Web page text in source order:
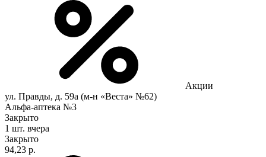
Акции
ул. Правды, д. 59а (м-н «Веста» №62)
Альфа-аптека №3
Закрыто
1 шт. вчера
Закрыто
94,23 р.